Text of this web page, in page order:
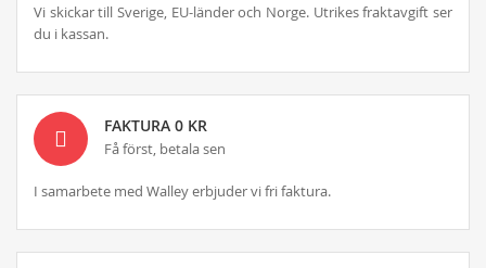
Vi skickar till Sverige, EU-länder och Norge. Utrikes fraktavgift ser
du i kassan.
FAKTURA 0 KR
Få först, betala sen
I samarbete med Walley erbjuder vi fri faktura.